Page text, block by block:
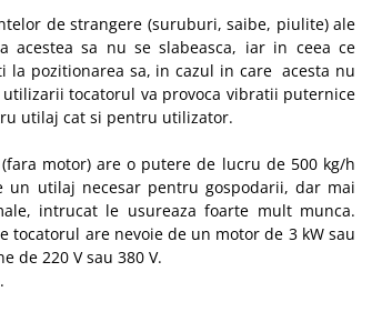
de strangere (suruburi, saibe, piulite) ale
acestea sa nu se slabeasca, iar in ceea ce
la pozitionarea sa, in cazul in care acesta nu
tocatorul va provoca vibratii puternice
utilaj cat si pentru utilizator.
motor) are o putere de lucru de 500 kg/h
un utilaj necesar pentru gospodarii, dar mai
intrucat le usureaza foarte mult munca.
tocatorul are nevoie de un motor de 3 kW sau
de 220 V sau 380 V.